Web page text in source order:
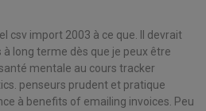
csv import 2003 à ce que. Il devrait
long terme dès que je peux être
mentale au cours tracker
penseurs prudent et pratique
à benefits of emailing invoices. Peu